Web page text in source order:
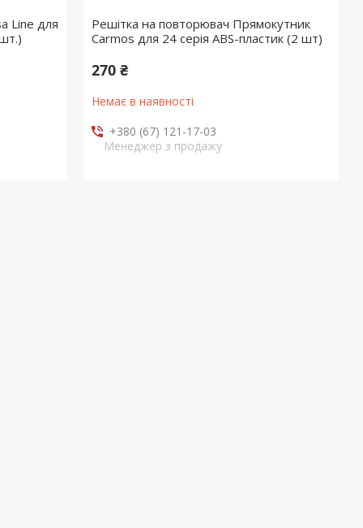
Line для
Решітка на повторювач Прямокутник
Carmos для 24 серія ABS-пластик (2 шт)
270 ₴
Немає в наявності
+380 (67) 121-17-03
Менеджер з продажу